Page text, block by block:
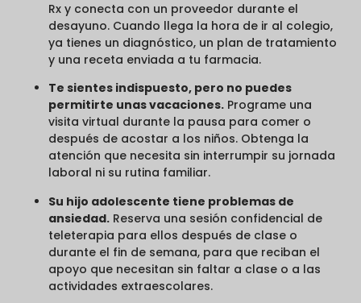
Rx y conecta con un proveedor durante el
desayuno. Cuando llega la hora de ir al colegio,
ya tienes un diagnóstico, un plan de tratamiento
y una receta enviada a tu farmacia.
Te sientes indispuesto, pero no puedes
permitirte unas vacaciones. Programe una
visita virtual durante la pausa para comer o
después de acostar a los niños. Obtenga la
atención que necesita sin interrumpir su jornada
laboral ni su rutina familiar.
Su hijo adolescente tiene problemas de
ansiedad. Reserva una sesión confidencial de
teleterapia para ellos después de clase o
durante el fin de semana, para que reciban el
apoyo que necesitan sin faltar a clase o a las
actividades extraescolares.